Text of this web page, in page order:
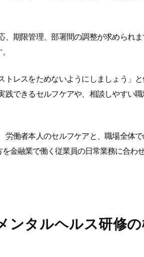
、期限管理、部署間の調整が求められ
レスをためないようにしましょう」と
践できるセルフケアや、相談しやすい
働者本人のセルフケアと、職場全体
金融業で働く従業員の日常業務に合わせ
ンタルヘルス研修